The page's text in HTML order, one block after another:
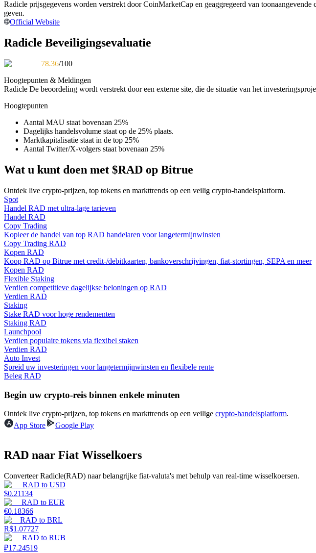
Word een Copy Trader
Geniet van winstdeling en copy trading commissies
Informatie
Big data-analyse inclusief handelsinformatie, enz.
Gids
Futures-startgids
Handelsstrategieën
Leer hoe u winstgevend kunt blijven
Radicle prijsgegevens worden verstrekt door CoinMarketCap en geaggregeerd van
geven.
Official Website
Radicle Beveiligingsevaluatie
78.36/100
Hoogtepunten & Meldingen
Radicle De beoordeling wordt verstrekt door een externe site, die de situatie van het
Hoogtepunten
Aantal MAU staat bovenaan 25%
Dagelijks handelsvolume staat op de 25% plaats.
Marktkapitalisatie staat in de top 25%
Aantal Twitter/X-volgers staat bovenaan 25%
Wat u kunt doen met $RAD op Bitrue
Ontdek live crypto-prijzen, top tokens en markttrends op een veilig crypto-handelsplatform.
Spot
Handel RAD met ultra-lage tarieven
Handel RAD
Copy Trading
Kopieer de handel van top RAD handelaren voor langetermijnwinsten
Copy Trading RAD
Kopen RAD
Koop RAD op Bitrue met credit-/debitkaarten, bankoverschrijvingen, fiat-stortingen, SEPA en meer
Kopen RAD
Flexible Staking
Verdien competitieve dagelijkse beloningen op RAD
Verdien RAD
Staking
Stake RAD voor hoge rendementen
Staking RAD
Launchpool
Verdien populaire tokens via flexibel staken
Verdien RAD
Auto Invest
Spreid uw investeringen voor langetermijnwinsten en flexibele rente
Beleg RAD
Begin uw crypto-reis binnen enkele minuten
Ontdek live crypto-prijzen, top tokens en markttrends op een veilige crypto-handelsplatform.
App Store
Google Play
RAD naar Fiat Wisselkoers
Converteer Radicle(RAD) naar belangrijke fiat-valuta's met behulp van real-time wisselkoersen.
RAD to USD
$0.21134
RAD to EUR
€0.18366
RAD to BRL
R$1.07727
RAD to RUB
₽17.24519